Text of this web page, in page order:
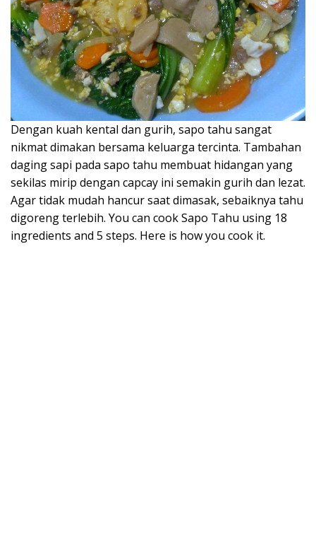
Dengan kuah kental dan gurih, sapo tahu sangat
nikmat dimakan bersama keluarga tercinta. Tambahan
daging sapi pada sapo tahu membuat hidangan yang
sekilas mirip dengan capcay ini semakin gurih dan lezat.
Agar tidak mudah hancur saat dimasak, sebaiknya tahu
digoreng terlebih. You can cook Sapo Tahu using 18
ingredients and 5 steps. Here is how you cook it.